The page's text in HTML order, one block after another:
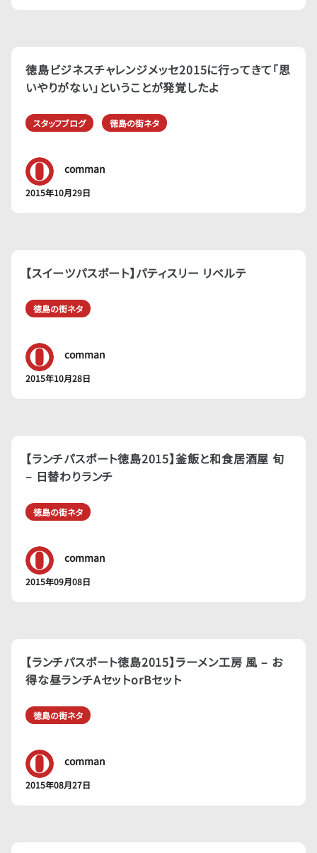
徳島ビジネスチャレンジメッセ2015に行ってきて「思
いやりがない」ということが発覚したよ
スタッフブログ 徳島の街ネタ
comman
2015年10月29日
【スイーツパスポート】パティスリー リベルテ
徳島の街ネタ
comman
2015年10月28日
【ランチパスポート徳島2015】釜飯と和食居酒屋 旬
– 日替わりランチ
徳島の街ネタ
comman
2015年09月08日
【ランチパスポート徳島2015】ラーメン工房 風 – お
得な昼ランチAセットorBセット
徳島の街ネタ
comman
2015年08月27日